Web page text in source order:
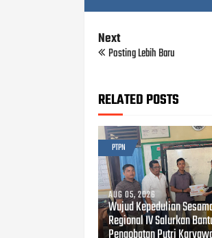
Next
Posting Lebih Baru
RELATED POSTS
PTPN
AUG 05, 2026
Wujud Kepedulian
Regional IV Salurkan